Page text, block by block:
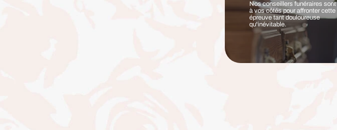
Nos conseillers funéraires sont
à vos côtés pour affronter cette
épreuve tant douloureuse
qu'inévitable.